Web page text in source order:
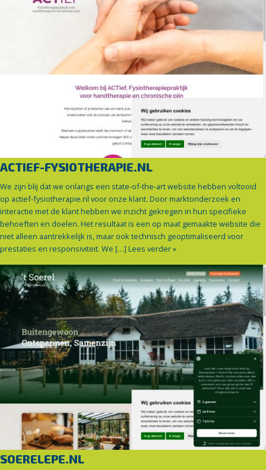
ACTIEF-FYSIOTHERAPIE.NL
We zijn blij dat we onlangs een state-of-the-art website hebben voltooid
op actief-fysiotherapie.nl voor onze klant. Door marktonderzoek en
interactie met de klant hebben we inzicht gekregen in hun specifieke
behoeften en doelen. Het resultaat is een op maat gemaakte website die
niet alleen aantrekkelijk is, maar ook technisch geoptimaliseerd voor
prestaties en responsiviteit. We […] Lees verder »
SOERELEPE.NL